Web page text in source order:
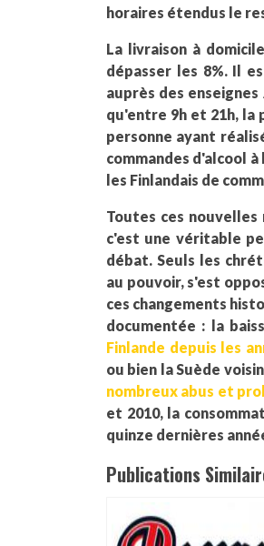
horaires étendus le
La livraison à
dépasser les 8%. Il
auprès des
qu'entre 9h et 21h, la
personne ayant
commandes d'alcool
les Finlandais de
Toutes ces
c'est une véritable
débat. Seuls les
au pouvoir, s'est
ces changements
documentée : la
Finlande depuis les
ou bien la Suède
nombreux abus et
et 2010, la
quinze dernières
Publications